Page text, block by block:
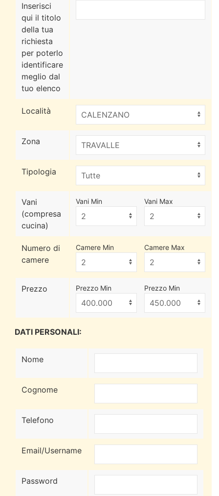
Inserisci
qui il titolo
della tua
richiesta
per poterlo
identificare
meglio dal
tuo elenco
Località
Zona
Tipologia
Vani
(compresa
cucina)
Vani Min Vani Max
Numero di
camere
Camere Min Camere Max
Prezzo Prezzo Min Prezzo Min
DATI PERSONALI:
Nome
Cognome
Telefono
Email/Username
Password